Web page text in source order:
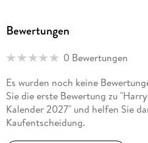
Bewertungen
0 Bewertungen
Es wurden noch keine
Sie die erste Bewertung zu
Kalender 2027" und helfen Sie
Kaufentscheidung.